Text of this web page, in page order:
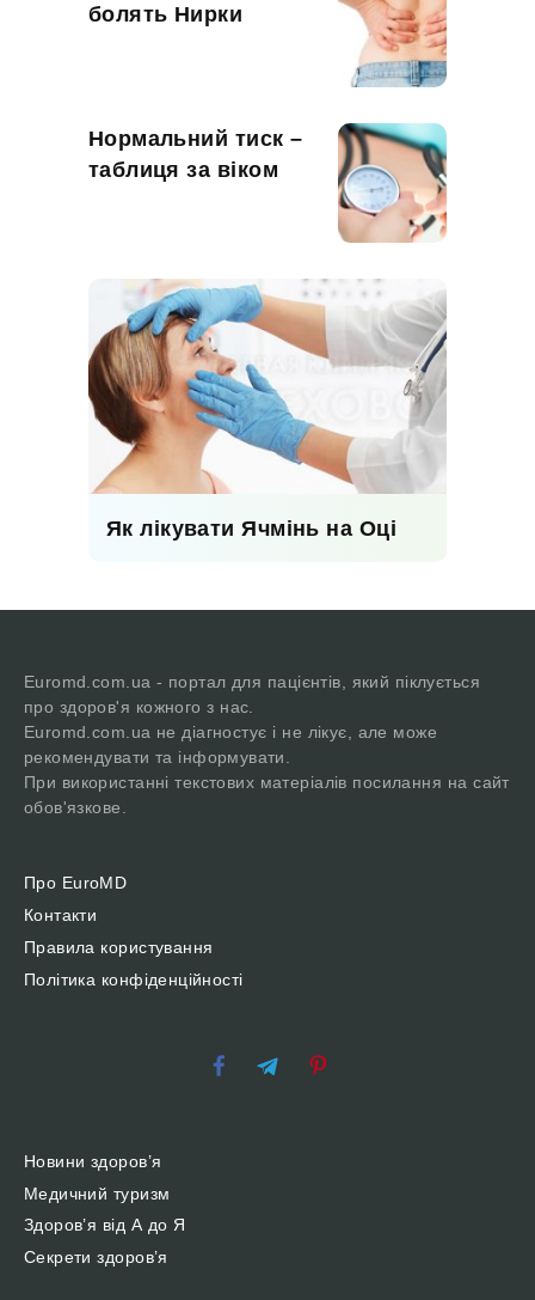
болять Нирки
Нормальний тиск –
таблиця за віком
Як лікувати Ячмінь на Оці
Euromd.com.ua - портал для пацієнтів, який піклується
про здоров'я кожного з нас.
Euromd.com.ua не діагностує і не лікує, але може
рекомендувати та інформувати.
При використанні текстових матеріалів посилання на сайт
обов'язкове.
Про EuroMD
Контакти
Правила користування
Політика конфіденційності
Новини здоров’я
Медичний туризм
Здоров’я від А до Я
Секрети здоров’я